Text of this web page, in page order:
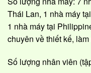
Thái Lan, 1 nhà máy
1 nhà máy tại
chuyên về thiết kế, làm
Số lượng nhân viên